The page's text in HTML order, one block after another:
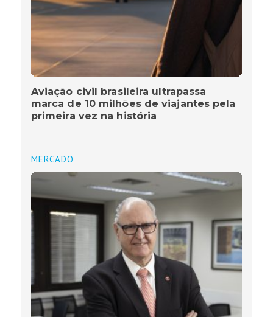
Aviação civil brasileira ultrapassa
marca de 10 milhões de viajantes pela
primeira vez na história
MERCADO